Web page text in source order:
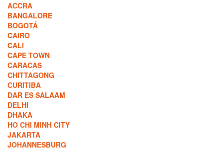
ACCRA
BANGALORE
BOGOTÁ
CAIRO
CALI
CAPE TOWN
CARACAS
CHITTAGONG
CURITIBA
DAR ES SALAAM
DELHI
DHAKA
HO CHI MINH CITY
JAKARTA
JOHANNESBURG